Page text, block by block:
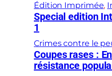
Édition Imprimée,
Special edition
1
Crimes contre le
Coupes rases :
résistance